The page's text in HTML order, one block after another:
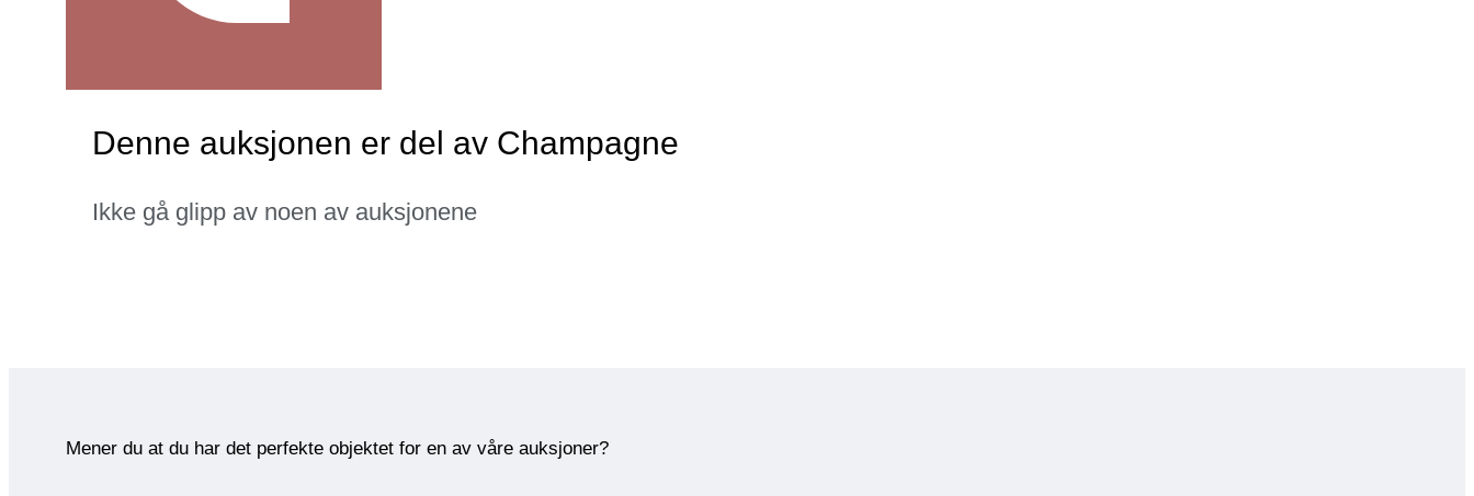
Denne auksjonen er del av Champagne
Ikke gå glipp av noen av auksjonene
Mener du at du har det perfekte objektet for en av våre auksjoner?